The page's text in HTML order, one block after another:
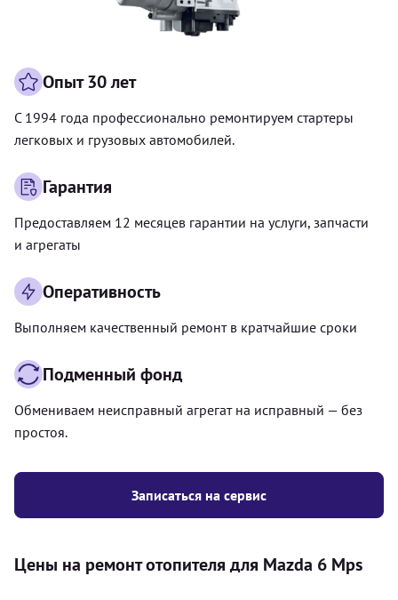
Записаться на сервис
Опыт 30 лет
С 1994 года профессионально ремонтируем стартеры
легковых и грузовых автомобилей.
Гарантия
Предоставляем 12 месяцев гарантии на услуги, запчасти
и агрегаты
Оперативность
Выполняем качественный ремонт в кратчайшие сроки
Подменный фонд
Обмениваем неисправный агрегат на исправный — без
простоя.
Цены на ремонт отопителя для Mazda 6 Mps